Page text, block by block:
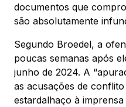
documentos que
são absolutamente
Segundo Broedel, a
poucas semanas após
junho de 2024. A
as acusações de
estardalhaço à